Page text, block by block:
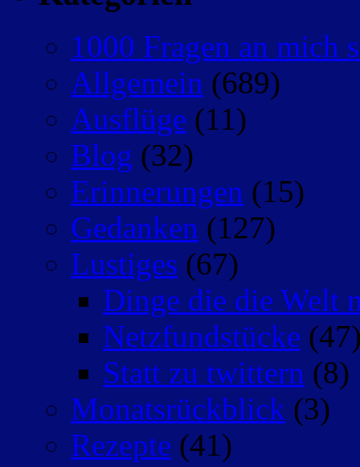
1000 Fragen an mich
Allgemein (689)
Ausflüge (11)
Blog (32)
Erinnerungen (15)
Gedanken (127)
Lustiges (67)
Dinge die die Welt
Netzfundstücke
Statt zu twittern (8)
Monatsrückblick (3)
Rezepte (41)